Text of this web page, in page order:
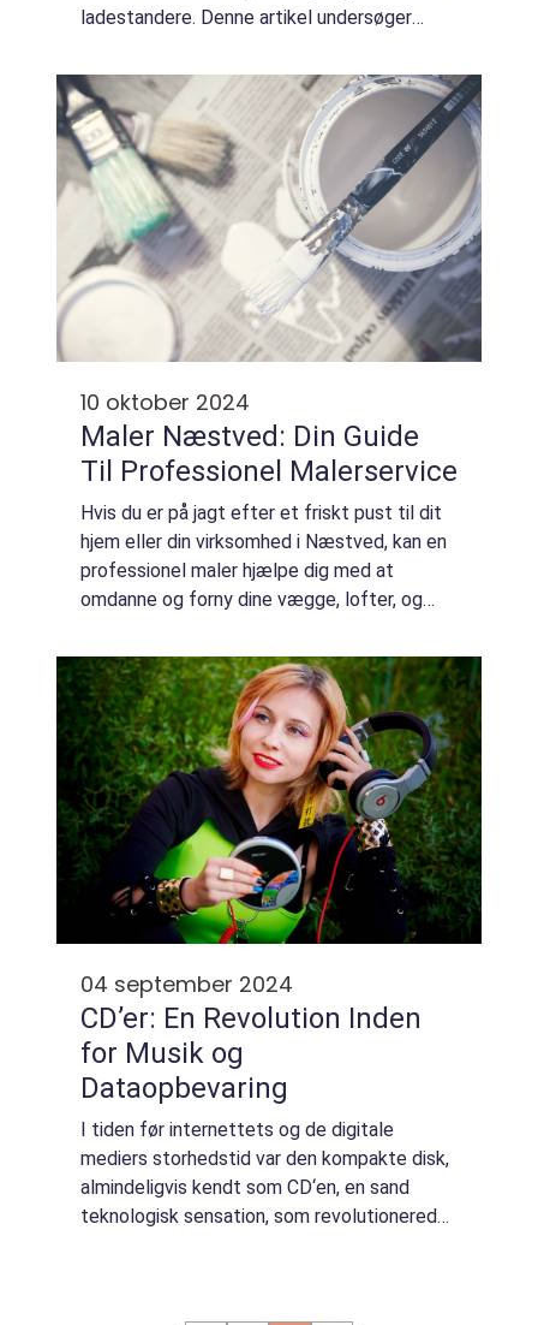
ladestandere. Denne artikel undersøger
og hvordan...
10 oktober 2024
Maler Næstved: Din Guide
Til Professionel Malerservice
Hvis du er på jagt efter et friskt pust til dit
hjem eller din virksomhed i Næstved, kan en
professionel maler hjælpe dig med at
omdanne og forny dine vægge, lofter, og
historie og charme, fortjener boliger og e...
04 september 2024
CD’er: En Revolution Inden
for Musik og
Dataopbevaring
I tiden før internettets og de digitale
mediers storhedstid var den kompakte disk,
almindeligvis kendt som CD‘en, en sand
teknologisk sensation, som revolutionerede